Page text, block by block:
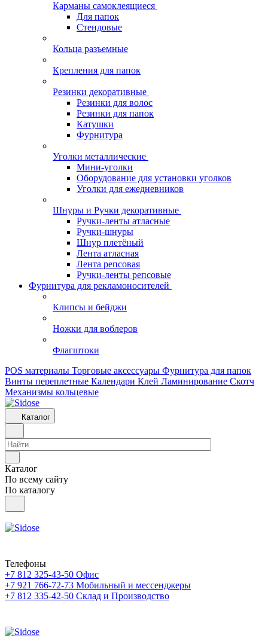
Карманы самоклеящиеся
Для папок
Стендовые
Кольца разъемные
Крепления для папок
Резинки декоративные
Резинки для волос
Резинки для папок
Катушки
Фурнитура
Уголки металлические
Мини-уголки
Оборудование для установки уголков
Уголки для ежедневников
Шнуры и Ручки декоративные
Ручки-ленты атласные
Ручки-шнуры
Шнур плетёный
Лента атласная
Лента репсовая
Ручки-ленты репсовые
Фурнитура для рекламоносителей
Клипсы и бeйджи
Ножки для воблеров
Флагштоки
POS материалы Торговые аксессуары Фурнитура для папок
Винты переплетные Календари Клей Ламинирование Скотч
Механизмы кольцевые
Каталог
Каталог
По всему сайту
По каталогу
Телефоны
+7 812 325-43-50 Офис
+7 921 766-72-73 Мобильный и мессенджеры
+7 812 335-42-50 Склад и Производство